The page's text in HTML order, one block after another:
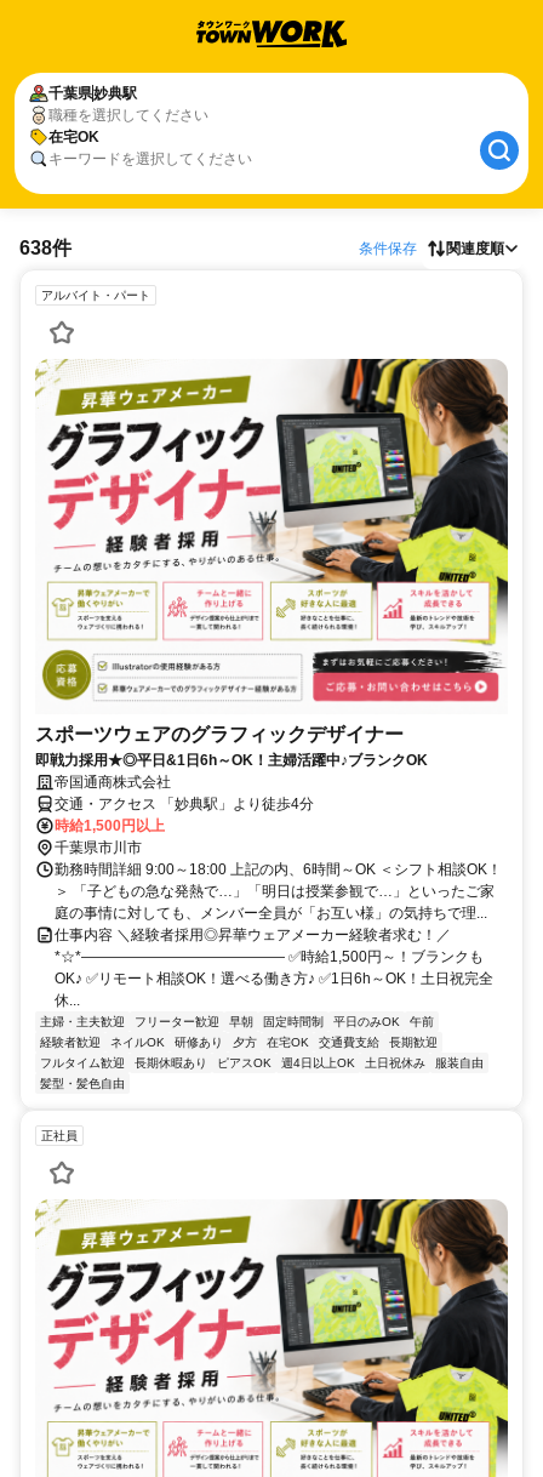
千葉県妙典駅
職種を選択してください
在宅OK
キーワードを選択してください
638件 条件保存 関連度順
アルバイト・パート
スポーツウェアのグラフィックデザイナー
即戦力採用★◎平日&1日6h～OK！主婦活躍中♪ブランクOK
帝国通商株式会社
交通・アクセス 「妙典駅」より徒歩4分
時給1,500円以上
千葉県市川市
勤務時間詳細 9:00～18:00 上記の内、6時間～OK ＜シフト相談OK！
＞ 「子どもの急な発熱で…」「明日は授業参観で…」といったご家
庭の事情に対しても、メンバー全員が「お互い様」の気持ちで理...
仕事内容 ＼経験者採用◎昇華ウェアメーカー経験者求む！／
*☆*―――――――――――――― ✅時給1,500円～！ブランクも
OK♪ ✅リモート相談OK！選べる働き方♪ ✅1日6h～OK！土日祝完全
休...
主婦・主夫歓迎 フリーター歓迎 早朝 固定時間制 平日のみOK
午前
経験者歓迎
ネイルOK 研修あり 夕方 在宅OK 交通費支給
長期歓迎
フルタイム歓迎
長期休暇あり ピアスOK 週4日以上OK 土日祝休み
服装自由
髪型・髪色自由
正社員